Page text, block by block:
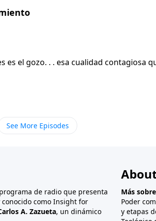
con el listón de generosidad y
el gozo. . . esa cualidad contagiosa
nuestras vidas. Tal gozo nos conduce a
paz de Dios. ¡Qué increíble manera
cómo esta manera de pensar nos
Pablo, sino también aquellos a quienes
maravillosa carta de gozo.
See More Episodes
de radio que presenta
conocido como Insight for
A. Zazueta, un dinámico
Más
Poder
y etapas